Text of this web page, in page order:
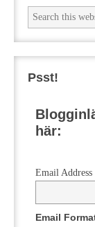
Psst!
här:
Email Address
Email